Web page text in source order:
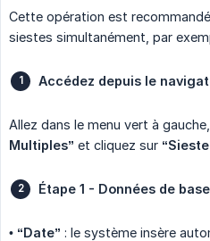
Cette opération est
siestes simultanément, par
Accédez depuis le
Allez dans le menu vert à
Multiples” et cliquez sur
Étape 1 - Données de base
• “Date” : le système insère